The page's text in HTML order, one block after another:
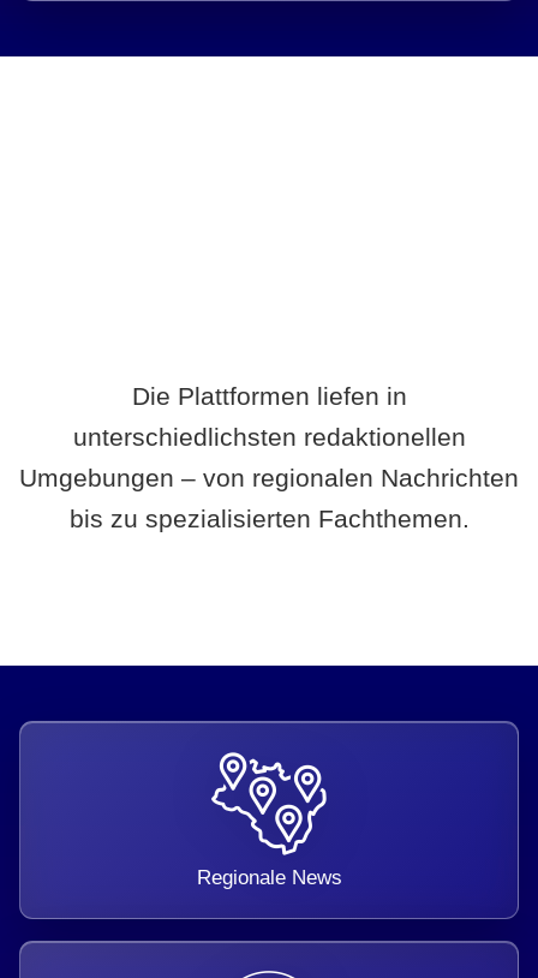
Die Plattformen liefen in
unterschiedlichsten redaktionellen
Umgebungen – von regionalen Nachrichten
bis zu spezialisierten Fachthemen.
Regionale News